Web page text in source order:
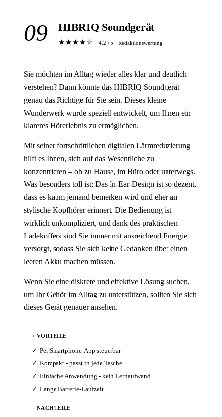
09 HIBRIQ Soundgerät
★★★★☆ 4.2 / 5 · Redaktionswertung
Sie möchten im Alltag wieder alles klar und deutlich
verstehen? Dann könnte das HIBRIQ Soundgerät
genau das Richtige für Sie sein. Dieses kleine
Wunderwerk wurde speziell entwickelt, um Ihnen ein
klareres Hörerlebnis zu ermöglichen.
Mit seiner fortschrittlichen digitalen Lärmreduzierung
hilft es Ihnen, sich auf das Wesentliche zu
konzentrieren – ob zu Hause, im Büro oder unterwegs.
Was besonders toll ist: Das In-Ear-Design ist so dezent,
dass es kaum jemand bemerken wird und eher an
stylische Kopfhörer erinnert. Die Bedienung ist
wirklich unkompliziert, und dank des praktischen
Ladekoffers sind Sie immer mit ausreichend Energie
versorgt, sodass Sie sich keine Gedanken über einen
leeren Akku machen müssen.
Wenn Sie eine diskrete und effektive Lösung suchen,
um Ihr Gehör im Alltag zu unterstützen, sollten Sie sich
dieses Gerät genauer ansehen.
+ VORTEILE
Per Smartphone-App steuerbar
Kompakt - passt in jede Tasche
Einfache Anwendung - kein Lernaufwand
Lange Batterie-Laufzeit
− NACHTEILE